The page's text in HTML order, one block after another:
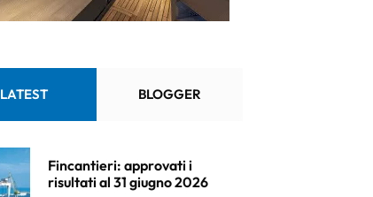
LATEST BLOGGER
Fincantieri: approvati i
risultati al 31 giugno 2026